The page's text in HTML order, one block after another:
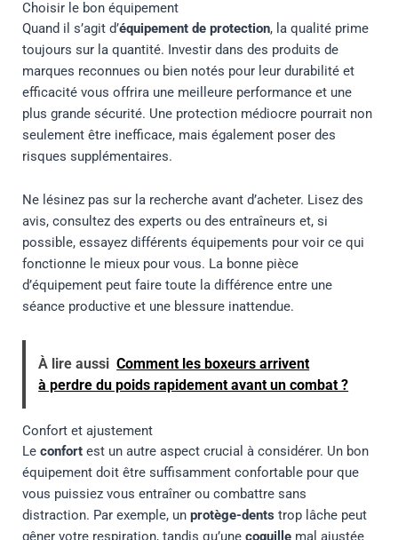
Choisir le bon équipement
Quand il s’agit d’équipement de protection, la qualité prime
toujours sur la quantité. Investir dans des produits de
marques reconnues ou bien notés pour leur durabilité et
efficacité vous offrira une meilleure performance et une
plus grande sécurité. Une protection médiocre pourrait non
seulement être inefficace, mais également poser des
risques supplémentaires.
Ne lésinez pas sur la recherche avant d’acheter. Lisez des
avis, consultez des experts ou des entraîneurs et, si
possible, essayez différents équipements pour voir ce qui
fonctionne le mieux pour vous. La bonne pièce
d’équipement peut faire toute la différence entre une
séance productive et une blessure inattendue.
À lire aussi Comment les boxeurs arrivent
à perdre du poids rapidement avant un combat ?
Confort et ajustement
Le confortest un autre aspect crucial à considérer. Un bon
équipement doit être suffisamment confortable pour que
vous puissiez vous entraîner ou combattre sans
distraction. Par exemple, un protège-dents trop lâche peut
gêner votre respiration, tandis qu’une coquillemal ajustée